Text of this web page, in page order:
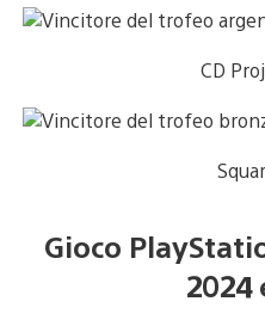
CD
Gioco
2024